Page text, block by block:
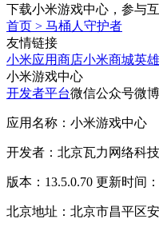
下载小米游戏中心，参与互
首页 > 马桶人守护者
友情链接
小米应用商店小米商城英
小米游戏中心
开发者平台微信公众号微
应用名称：小米游戏中心
开发者：北京瓦力网络科
版本：13.5.0.70 更新时间
北京地址：北京市昌平区